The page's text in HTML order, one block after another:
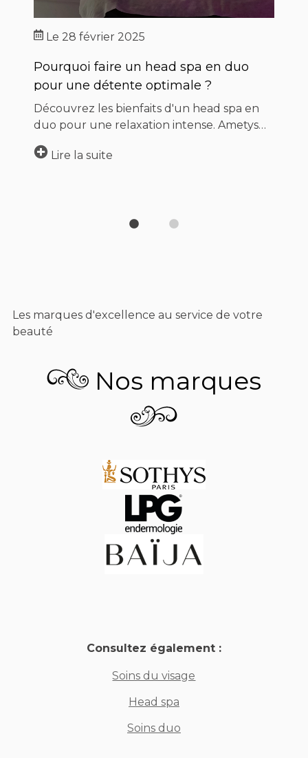
Le 28 février 2025
Pourquoi faire un head spa en duo
pour une détente optimale ?
Découvrez les bienfaits d'un head spa en
duo pour une relaxation intense. Ametys
Esthétique vous conseille pour profiter
pleinement de ce moment unique à deux.
Lire la suite
Les marques d'excellence au service de votre
beauté
Nos marques
Consultez également :
Soins du visage
Head spa
Soins duo